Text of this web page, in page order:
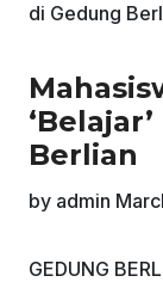
Berlian
by admin
GEDUNG